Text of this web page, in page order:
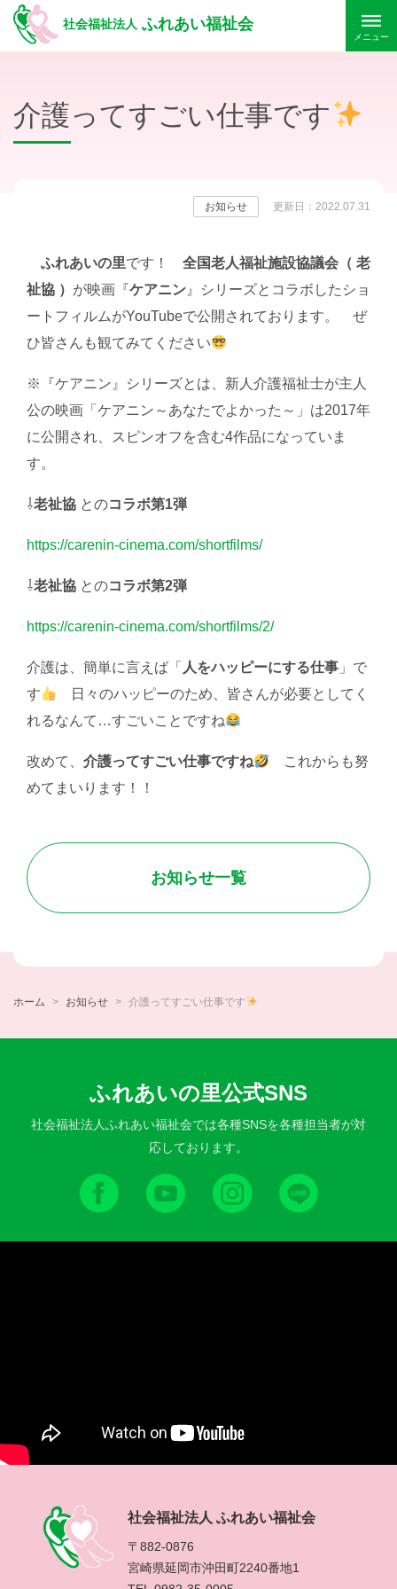
社会福祉法人 ふれあい福祉会
メニュー
介護ってすごい仕事です
お知らせ 更新日：2022.07.31
ふれあいの里です！ 全国老人福祉施設協議会（ 老
祉協 ） が映画『ケアニン 』シリーズとコラボしたショ
ートフィルムがYouTubeで公開されております。 ぜ
ひ皆さんも観てみてください
※『ケアニン』シリーズとは、新人介護福祉士が主人
公の映画「ケアニン～あなたでよかった～」は2017年
に公開され、スピンオフを含む4作品になっていま
す。
⇩老祉協 とのコラボ第1弾
https://carenin-cinema.com/shortfilms/
⇩老祉協 とのコラボ第2弾
https://carenin-cinema.com/shortfilms/2/
介護は、簡単に言えば「 人をハッピーにする仕事 」で
す
日々のハッピーのため、皆さんが必要としてく
れるなんて…すごいことですね
改めて、 介護ってすごい仕事ですね
これからも努
めてまいります！！
お知らせ一覧
ホーム お知らせ 介護ってすごい仕事です
ふれあいの里公式SNS
社会福祉法人ふれあい福祉会では各種SNSを各種担当者が対
応しております。
社会福祉法人 ふれあい福祉会
〒882-0876
宮崎県延岡市沖田町2240番地1